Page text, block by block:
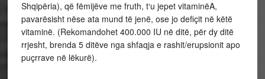
Shqipëria), që fëmijëve me fruth, t‘u jepet vitaminëA,
pavarësisht nëse ata mund të jenë, ose jo defiçit në këtë
vitaminë. (Rekomandohet 400.000 IU në ditë, për dy ditë
rrjesht, brenda 5 ditëve nga shfaqja e rashit/erupsionit apo
puçrrave në lëkurë).